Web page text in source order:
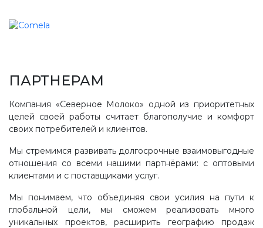
ПАРТНЕРАМ
Компания «Северное Молоко» одной из приоритетных
целей своей работы считает благополучие и комфорт
своих потребителей и клиентов.
Мы стремимся развивать долгосрочные взаимовыгодные
отношения со всеми нашими партнёрами: с оптовыми
клиентами и с поставщиками услуг.
Мы понимаем, что объединяя свои усилия на пути к
глобальной цели, мы сможем реализовать много
уникальных проектов, расширить географию продаж